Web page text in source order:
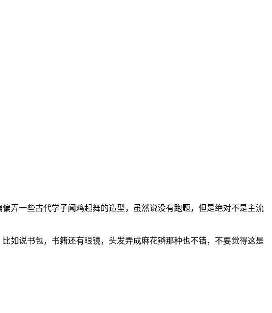
弄一些古代学子闻鸡起舞的造型，虽然说没有跑题，但是绝对不是主流
如说书包，书籍还有眼镜，头发弄成麻花辫那种也不错，不要觉得这是